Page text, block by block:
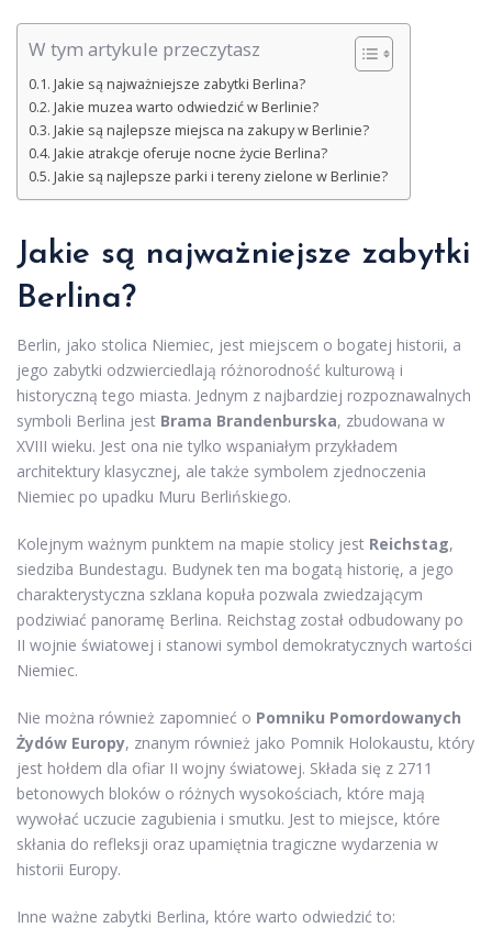
W tym artykule przeczytasz
Jakie są najważniejsze zabytki Berlina?
Jakie muzea warto odwiedzić w Berlinie?
Jakie są najlepsze miejsca na zakupy w Berlinie?
Jakie atrakcje oferuje nocne życie Berlina?
Jakie są najlepsze parki i tereny zielone w Berlinie?
Jakie są najważniejsze zabytki
Berlina?
Berlin, jako stolica Niemiec, jest miejscem o bogatej historii, a
jego zabytki odzwierciedlają różnorodność kulturową i
historyczną tego miasta. Jednym z najbardziej rozpoznawalnych
symboli Berlina jest Brama Brandenburska, zbudowana w
XVIII wieku. Jest ona nie tylko wspaniałym przykładem
architektury klasycznej, ale także symbolem zjednoczenia
Niemiec po upadku Muru Berlińskiego.
Kolejnym ważnym punktem na mapie stolicy jest Reichstag,
siedziba Bundestagu. Budynek ten ma bogatą historię, a jego
charakterystyczna szklana kopuła pozwala zwiedzającym
podziwiać panoramę Berlina. Reichstag został odbudowany po
II wojnie światowej i stanowi symbol demokratycznych wartości
Niemiec.
Nie można również zapomnieć o Pomniku Pomordowanych
Żydów Europy, znanym również jako Pomnik Holokaustu, który
jest hołdem dla ofiar II wojny światowej. Składa się z 2711
betonowych bloków o różnych wysokościach, które mają
wywołać uczucie zagubienia i smutku. Jest to miejsce, które
skłania do refleksji oraz upamiętnia tragiczne wydarzenia w
historii Europy.
Inne ważne zabytki Berlina, które warto odwiedzić to: